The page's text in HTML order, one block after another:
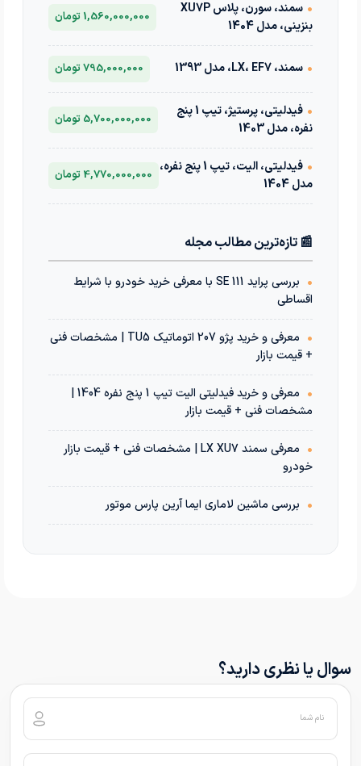
•
سمند، سورن، پلاس XU7P
بنزینی، مدل 1404
1,560,000,000 تومان
• سمند، LX، EF7، مدل 1393 795,000,000 تومان
•
فیدلیتی، پرستیژ، تیپ 1 پنج
نفره، مدل 1403
5,700,000,000 تومان
•
فیدلیتی، الیت، تیپ 1 پنج نفره،
مدل 1404
4,770,000,000 تومان
📰 تازه‌ترین مطالب مجله
•
بررسی پراید 111 SE با معرفی خرید خودرو با شرایط
اقساطی
•
معرفی و خرید پژو 207 اتوماتیک TU5 | مشخصات فنی
+ قیمت بازار
•
معرفی و خرید فیدلیتی الیت تیپ 1 پنج نفره 1404 |
مشخصات فنی + قیمت بازار
•
معرفی سمند LX XU7 | مشخصات فنی + قیمت بازار
خودرو
• بررسی ماشین لاماری ایما آرین پارس موتور
سوال یا نظری دارید؟
نام شما